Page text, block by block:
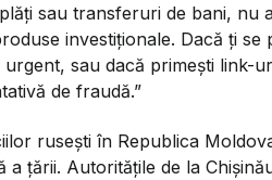
sau transferuri de bani,
investiționale. Dacă ți
sau dacă primești link-
de fraudă.”
rusești în Republica
a țării. Autoritățile de la